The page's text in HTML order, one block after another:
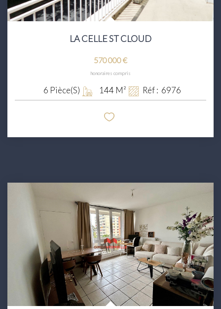
LA CELLE ST CLOUD
570 000 €
honoraires compris
6 Pièce(s) 144 M² Réf : 6976